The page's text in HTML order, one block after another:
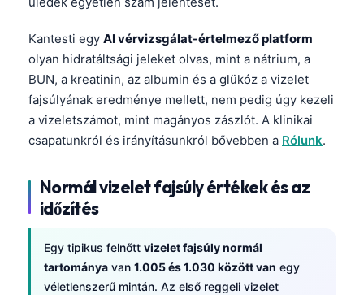
Kantesti egy AI vérvizsgálat-értelmező platform
olyan hidratáltsági jeleket olvas, mint a nátrium, a
BUN, a kreatinin, az albumin és a glükóz a vizelet
fajsúlyának eredménye mellett, nem pedig úgy kezeli
a vizeletszámot, mint magányos zászlót. A klinikai
csapatunkról és irányításunkról bővebben a Rólunk.
Normál vizelet fajsúly értékek és az
időzítés
Egy tipikus felnőtt vizelet fajsúly normál
tartománya van 1.005 és 1.030 között van egy
véletlenszerű mintán. Az első reggeli vizelet